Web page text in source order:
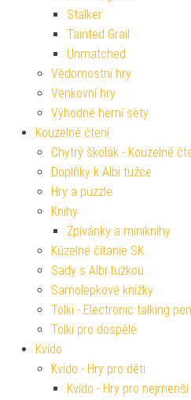
Stalker
Tainted Grail
Unmatched
Vědomostní hry
Venkovní hry
Výhodné herní sety
Kouzelné čtení
Chytrý školák - Kouzelné
Doplňky k Albi tužce
Hry a puzzle
Knihy
Zpívánky a miniknihy
Kúzelné čítanie SK
Sady s Albi tužkou
Samolepkové knížky
Tolki - Electronic talking pen
Tolki pro dospělé
Kvído
Kvído - Hry pro děti
Kvído - Hry pro nejmenší